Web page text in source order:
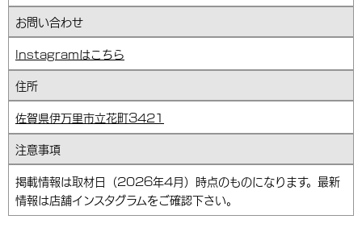
お問い合わせ
Instagramはこちら
住所
佐賀県伊万里市立花町3421
注意事項
掲載情報は取材日（2026年4月）時点のものになります。最新
情報は店舗インスタグラムをご確認下さい。